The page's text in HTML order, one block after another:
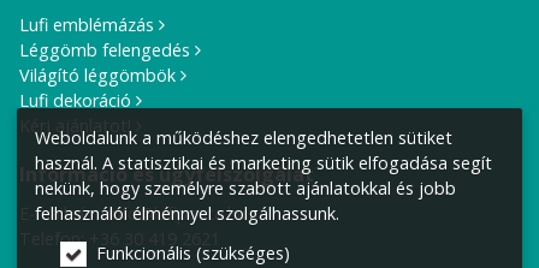
Lufi emblémázás
Léggömb felengedés
Világító léggömbök
Lufi dekoráció
Kérj ajánlatot!
Információ és ügyfélszolgálat
E-mail cím:info@lufiposta.hu
Telefon:+36 30 419 2621
Weboldalunk a működéshez elengedhetetlen sütiket
használ. A statisztikai és marketing sütik elfogadása segít
nekünk, hogy személyre szabott ajánlatokkal és jobb
felhasználói élménnyel szolgálhassunk.
Funkcionális (szükséges)